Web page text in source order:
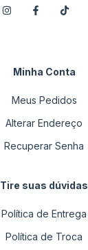
Minha Conta
Meus Pedidos
Alterar Endereço
Recuperar Senha
Tire suas dúvidas
Política de Entrega
Política de Troca